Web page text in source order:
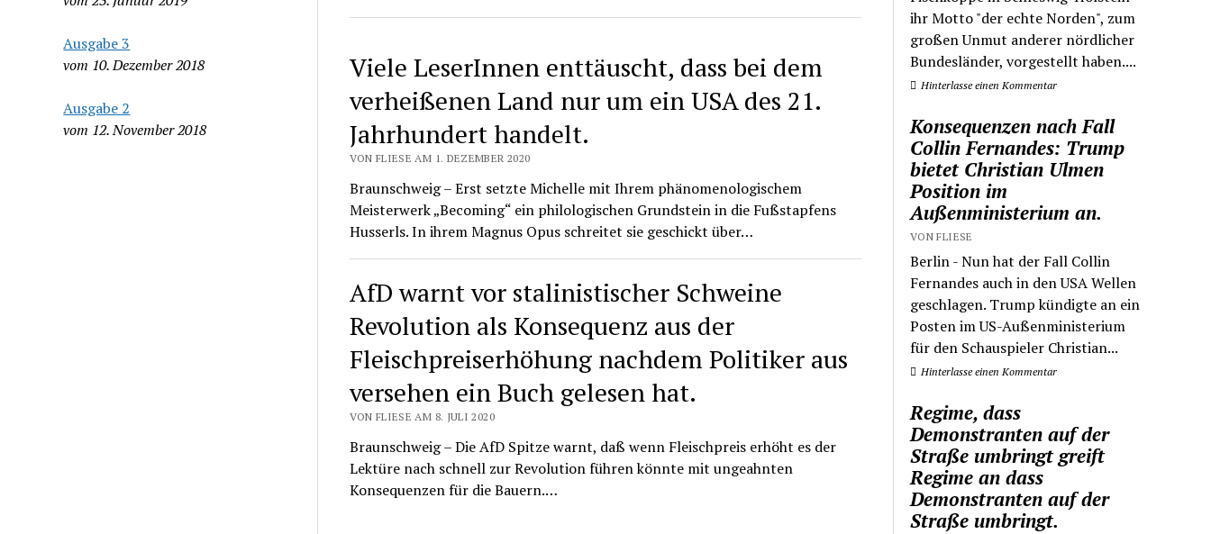
Ausgabe 3
vom 10. Dezember 2018
Ausgabe 2
vom 12. November 2018
Viele LeserInnen enttäuscht, dass bei dem
verheißenen Land nur um ein USA des 21.
Jahrhundert handelt.
VON FLIESE AM 1. DEZEMBER 2020
Braunschweig – Erst setzte Michelle mit Ihrem phänomenologischem
Meisterwerk „Becoming“ ein philologischen Grundstein in die Fußstapfens
Husserls. In ihrem Magnus Opus schreitet sie geschickt über…
AfD warnt vor stalinistischer Schweine
Revolution als Konsequenz aus der
Fleischpreiserhöhung nachdem Politiker aus
versehen ein Buch gelesen hat.
VON FLIESE AM 8. JULI 2020
Braunschweig – Die AfD Spitze warnt, daß wenn Fleischpreis erhöht es der
Lektüre nach schnell zur Revolution führen könnte mit ungeahnten
Konsequenzen für die Bauern.…
ihr Motto "der echte Norden", zum
großen Unmut anderer nördlicher
Bundesländer, vorgestellt haben....
Hinterlasse einen Kommentar
Konsequenzen nach Fall
Collin Fernandes: Trump
bietet Christian Ulmen
Position im
Außenministerium an.
VON FLIESE
Berlin - Nun hat der Fall Collin
Fernandes auch in den USA Wellen
geschlagen. Trump kündigte an ein
Posten im US-Außenministerium
für den Schauspieler Christian...
Hinterlasse einen Kommentar
Regime, dass
Demonstranten auf der
Straße umbringt greift
Regime an dass
Demonstranten auf der
Straße umbringt.